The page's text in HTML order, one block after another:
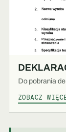
Do pobrania
ZOBACZ